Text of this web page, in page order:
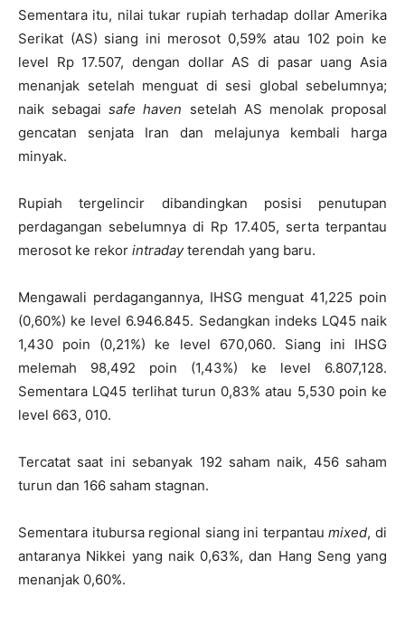
Sementara itu, nilai tukar rupiah terhadap dollar Amerika
Serikat (AS) siang ini merosot 0,59% atau 102 poin ke
level Rp 17.507, dengan dollar AS di pasar uang Asia
menanjak setelah menguat di sesi global sebelumnya;
naik sebagaisafe haven setelah AS menolak proposal
gencatan senjata Iran dan melajunya kembali harga
minyak.
Rupiah tergelincir dibandingkan posisi penutupan
perdagangan sebelumnya di Rp 17.405, serta terpantau
merosot ke rekor intradayterendah yang baru.
Mengawali perdagangannya, IHSG menguat 41,225 poin
(0,60%) ke level 6.946.845. Sedangkan indeks LQ45 naik
1,430 poin (0,21%) ke level 670,060. Siang ini IHSG
melemah 98,492 poin (1,43%) ke level 6.807,128.
Sementara LQ45 terlihat turun 0,83% atau 5,530 poin ke
level 663, 010.
Tercatat saat ini sebanyak 192 saham naik, 456 saham
turun dan 166 saham stagnan.
Sementara itubursa regional siang ini terpantaumixed, di
antaranya Nikkei yang naik 0,63%, dan Hang Seng yang
menanjak 0,60%.